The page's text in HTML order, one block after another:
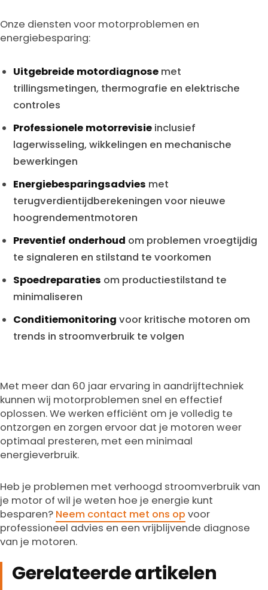
Onze diensten voor motorproblemen en
energiebesparing:
Uitgebreide motordiagnose met
trillingsmetingen, thermografie en elektrische
controles
Professionele motorrevisie inclusief
lagerwisseling, wikkelingen en mechanische
bewerkingen
Energiebesparingsadvies met
terugverdientijdberekeningen voor nieuwe
hoogrendementmotoren
Preventief onderhoud om problemen vroegtijdig
te signaleren en stilstand te voorkomen
Spoedreparaties om productiestilstand te
minimaliseren
Conditiemonitoring voor kritische motoren om
trends in stroomverbruik te volgen
Met meer dan 60 jaar ervaring in aandrijftechniek
kunnen wij motorproblemen snel en effectief
oplossen. We werken efficiënt om je volledig te
ontzorgen en zorgen ervoor dat je motoren weer
optimaal presteren, met een minimaal
energieverbruik.
Heb je problemen met verhoogd stroomverbruik van
je motor of wil je weten hoe je energie kunt
besparen? Neem contact met ons op voor
professioneel advies en een vrijblijvende diagnose
van je motoren.
Gerelateerde artikelen